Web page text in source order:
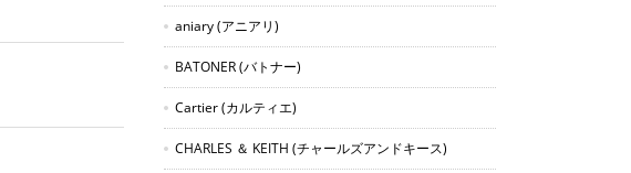
aniary(アニアリ)
BATONER(バトナー)
Cartier(カルティエ)
CHARLES ＆ KEITH (チャールズアンドキース)